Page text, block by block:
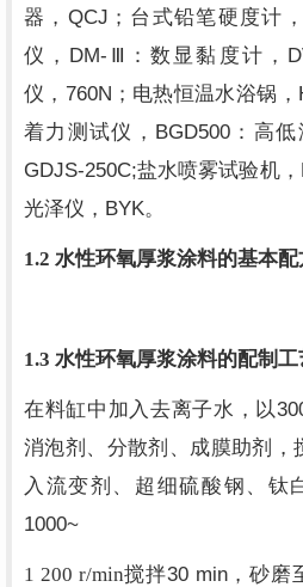
器， QCJ ；台式铅笔硬度计，
仪， DM- Ⅲ：数显黏度计，
仪， 760N ；电热恒温水浴锅，
着力测试仪， BGD500 ：高低
GDJS-250C;盐水喷雾试验机，
光泽仪， BYK。
1.2 水性环氧厚浆涂料的基本配
1.3 水性环氧厚浆涂料的配制工
在料缸中加入去离子水，以
消泡剂、分散剂、成膜助剂，
入流变剂、超细硫酸钢、钛
1000~
1 200 r/min搅拌30 min，砂磨